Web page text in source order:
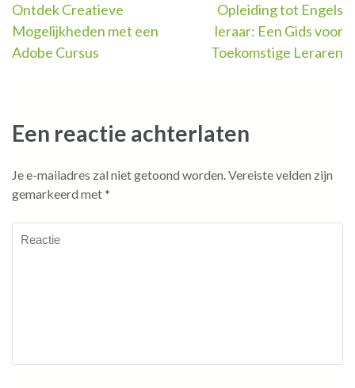
Berichtnavigatie
Ontdek Creatieve
Mogelijkheden met een
Adobe Cursus
Opleiding tot Engels
leraar: Een Gids voor
Toekomstige Leraren
Een reactie achterlaten
Je e-mailadres zal niet getoond worden.Vereiste velden zijn
gemarkeerd met*